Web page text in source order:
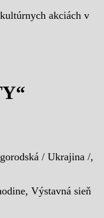
akciách v
/ Ukrajina /,
Výstavná sieň